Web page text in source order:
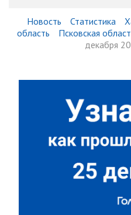
Новость Статистика
область
Псковская
декабря